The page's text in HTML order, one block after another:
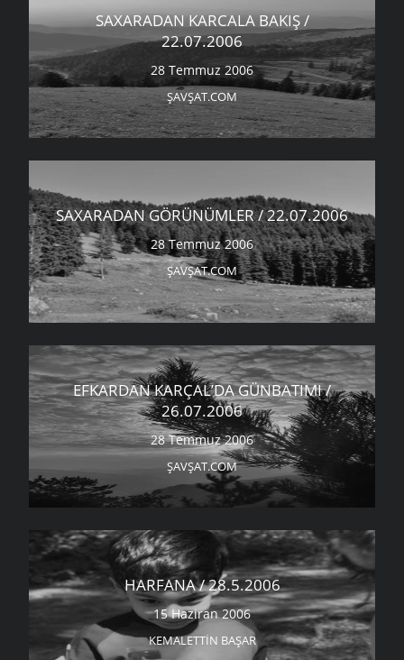
SAXARADAN KARCALA BAKIŞ /
22.07.2006
28 Temmuz 2006
ŞAVŞAT.COM
SAXARADAN GÖRÜNÜMLER / 22.07.2006
28 Temmuz 2006
ŞAVŞAT.COM
EFKARDAN KARÇAL’DA GÜNBATIMI /
26.07.2006
28 Temmuz 2006
ŞAVŞAT.COM
HARFANA / 28.5.2006
15 Haziran 2006
KEMALETTIN BAŞAR